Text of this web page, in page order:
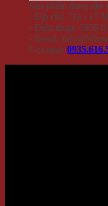
Sản phẩm đang sẵn
- Địa chỉ: 714 / 17
- Điện thoại: 0935
- Email:
Gọi ngay